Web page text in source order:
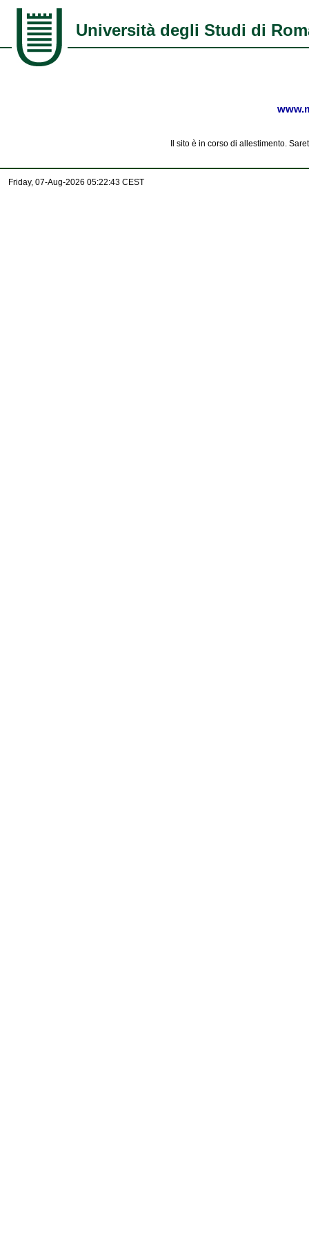
Università degli Studi di
Il sito è in corso di allestimento.
Friday, 07-Aug-2026 05:22:43 CEST